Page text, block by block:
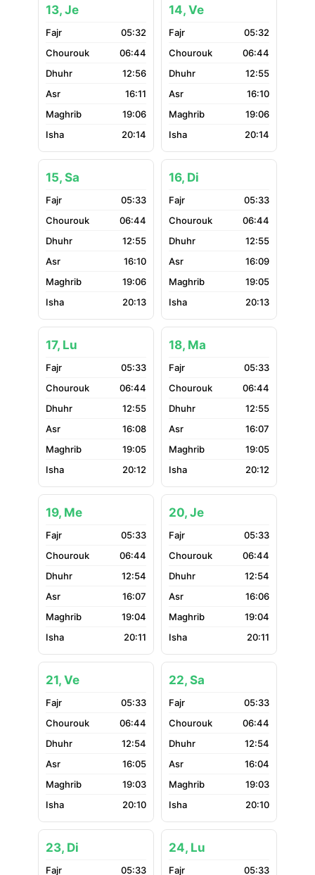
13, Je
05:32
06:44
12:56
16:11
19:06
20:14
14, Ve
05:32
06:44
12:55
16:10
19:06
20:14
15, Sa
05:33
06:44
12:55
16:10
19:06
20:13
16, Di
05:33
06:44
12:55
16:09
19:05
20:13
17, Lu
05:33
06:44
12:55
16:08
19:05
20:12
18, Ma
05:33
06:44
12:55
16:07
19:05
20:12
19, Me
05:33
06:44
12:54
16:07
19:04
20:11
20, Je
05:33
06:44
12:54
16:06
19:04
20:11
21, Ve
05:33
06:44
12:54
16:05
19:03
20:10
22, Sa
05:33
06:44
12:54
16:04
19:03
20:10
23, Di
05:33
24, Lu
05:33